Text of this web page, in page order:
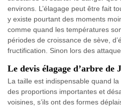
environs. L’élagage peut être fait
y existe pourtant des moments
comme quand les températures
périodes de croissance de sève,
fructification. Sinon lors des
Le devis élagage d’arbre de
La taille est indispensable quand
des proportions importantes et
voisines, s’ils ont des formes